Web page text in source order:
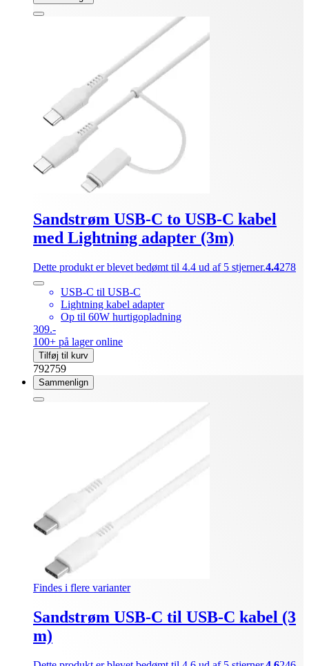
Sandstrøm USB-C to USB-C kabel
med Lightning adapter (3m)
Dette produkt er blevet bedømt til 4.4 ud af 5 stjerner.4.4278
USB-C til USB-C
Lightning kabel adapter
Op til 60W hurtigopladning
309.-
100+ på lager online
Tilføj til kurv
792759
Sammenlign
Findes i flere varianter
Sandstrøm USB-C til USB-C kabel (3
m)